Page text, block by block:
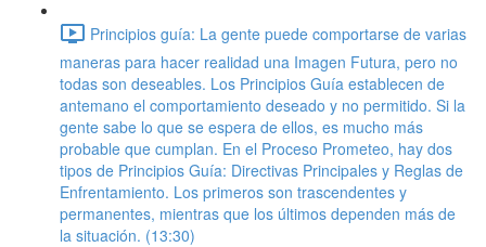
Principios guía: La gente puede comportarse de varias
maneras para hacer realidad una Imagen Futura, pero no
todas son deseables. Los Principios Guía establecen de
antemano el comportamiento deseado y no permitido. Si la
gente sabe lo que se espera de ellos, es mucho más
probable que cumplan. En el Proceso Prometeo, hay dos
tipos de Principios Guía: Directivas Principales y Reglas de
Enfrentamiento. Los primeros son trascendentes y
permanentes, mientras que los últimos dependen más de
la situación. (13:30)